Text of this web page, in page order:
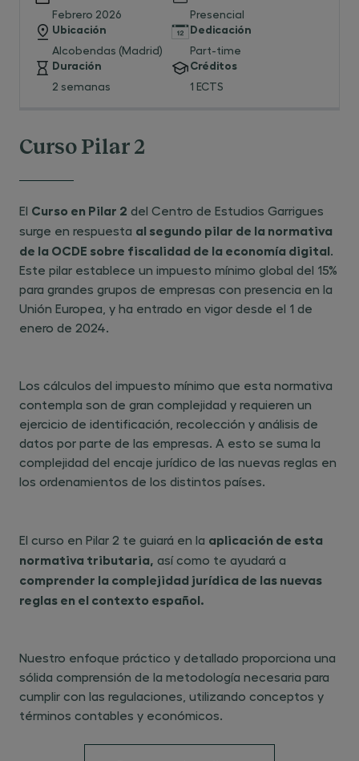
Febrero 2026 Presencial
Ubicación
Alcobendas (Madrid)
Dedicación
Part-time
Duración
2 semanas
Créditos
1 ECTS
Curso Pilar 2
El Curso en Pilar 2 del Centro de Estudios Garrigues
surge en respuesta al segundo pilar de la normativa
de la OCDE sobre fiscalidad de la economía digital.
Este pilar establece un impuesto mínimo global del 15%
para grandes grupos de empresas con presencia en la
Unión Europea, y ha entrado en vigor desde el 1 de
enero de 2024.
Los cálculos del impuesto mínimo que esta normativa
contempla son de gran complejidad y requieren un
ejercicio de identificación, recolección y análisis de
datos por parte de las empresas. A esto se suma la
complejidad del encaje jurídico de las nuevas reglas en
los ordenamientos de los distintos países.
El curso en Pilar 2 te guiará en la aplicación de esta
normativa tributaria, así como te ayudará a
comprender la complejidad jurídica de las nuevas
reglas en el contexto español.
Nuestro enfoque práctico y detallado proporciona una
sólida comprensión de la metodología necesaria para
cumplir con las regulaciones, utilizando conceptos y
términos contables y económicos.